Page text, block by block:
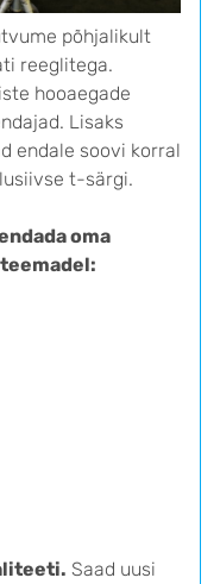
põhjalikult
reeglitega.
hooaegade
Lisaks
endale soovi korral
t-särgi.
oma
Saad uusi